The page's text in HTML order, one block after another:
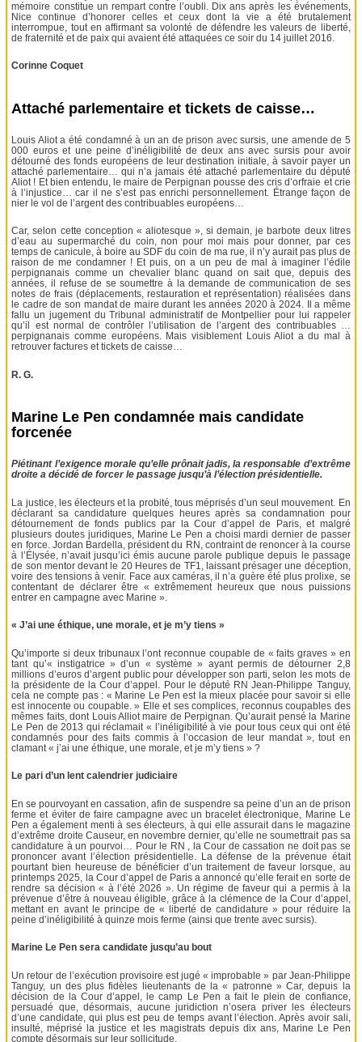
mémoire constitue un rempart contre l’oubli. Dix ans après les événements,
Nice continue d’honorer celles et ceux dont la vie a été brutalement
interrompue, tout en affirmant sa volonté de défendre les valeurs de liberté,
de fraternité et de paix qui avaient été attaquées ce soir du 14 juillet 2016.
Corinne Coquet
Attaché parlementaire et tickets de caisse…
Louis Aliot a été condamné à un an de prison avec sursis, une amende de 5
000 euros et une peine d’inéligibilité de deux ans avec sursis pour avoir
détourné des fonds européens de leur destination initiale, à savoir payer un
attaché parlementaire… qui n’a jamais été attaché parlementaire du député
Aliot ! Et bien entendu, le maire de Perpignan pousse des cris d’orfraie et crie
à l’injustice… car il ne s’est pas enrichi personnellement. Étrange façon de
nier le vol de l’argent des contribuables européens…
Car, selon cette conception « aliotesque », si demain, je barbote deux litres
d’eau au supermarché du coin, non pour moi mais pour donner, par ces
temps de canicule, à boire au SDF du coin de ma rue, il n’y aurait pas plus de
raison de me condamner ! Et puis, on a un peu de mal à imaginer l’édile
perpignanais comme un chevalier blanc quand on sait que, depuis des
années, il refuse de se soumettre à la demande de communication de ses
notes de frais (déplacements, restauration et représentation) réalisées dans
le cadre de son mandat de maire durant les années 2020 à 2024. Il a même
fallu un jugement du Tribunal administratif de Montpellier pour lui rappeler
qu’il est normal de contrôler l’utilisation de l’argent des contribuables …
perpignanais comme européens. Mais visiblement Louis Aliot a du mal à
retrouver factures et tickets de caisse…
R. G.
Marine Le Pen condamnée mais candidate
forcenée
Piétinant l’exigence morale qu’elle prônait jadis, la responsable d’extrême
droite a décidé de forcer le passage jusqu’à l’élection présidentielle.
La justice, les électeurs et la probité, tous méprisés d’un seul mouvement. En
déclarant sa candidature quelques heures après sa condamnation pour
détournement de fonds publics par la Cour d’appel de Paris, et malgré
plusieurs doutes juridiques, Marine Le Pen a choisi mardi dernier de passer
en force. Jordan Bardella, président du RN, contraint de renoncer à la course
à l’Élysée, n’avait jusqu’ici émis aucune parole publique depuis le passage
de son mentor devant le 20 Heures de TF1, laissant présager une déception,
voire des tensions à venir. Face aux caméras, il n’a guère été plus prolixe, se
contentant de déclarer être « extrêmement heureux que nous puissions
entrer en campagne avec Marine ».
« J’ai une éthique, une morale, et je m’y tiens »
Qu’importe si deux tribunaux l’ont reconnue coupable de « faits graves » en
tant qu’« instigatrice » d’un « système » ayant permis de détourner 2,8
millions d’euros d’argent public pour développer son parti, selon les mots de
la présidente de la Cour d’appel. Pour le député RN Jean-Philippe Tanguy,
cela ne compte pas : « Marine Le Pen est la mieux placée pour savoir si elle
est innocente ou coupable. » Elle et ses complices, reconnus coupables des
mêmes faits, dont Louis Alliot maire de Perpignan. Qu’aurait pensé la Marine
Le Pen de 2013 qui réclamait « l’inéligibilité à vie pour tous ceux qui ont été
condamnés pour des faits commis à l’occasion de leur mandat », tout en
clamant « j’ai une éthique, une morale, et je m’y tiens » ?
Le pari d’un lent calendrier judiciaire
En se pourvoyant en cassation, afin de suspendre sa peine d’un an de prison
ferme et éviter de faire campagne avec un bracelet électronique, Marine Le
Pen a également menti à ses électeurs, à qui elle assurait dans le magazine
d’extrême droite Causeur, en novembre dernier, qu’elle ne soumettrait pas sa
candidature à un pourvoi… Pour le RN , la Cour de cassation ne doit pas se
prononcer avant l’élection présidentielle. La défense de la prévenue était
pourtant bien heureuse de bénéficier d’un traitement de faveur lorsque, au
printemps 2025, la Cour d’appel de Paris a annoncé qu’elle ferait en sorte de
rendre sa décision « à l’été 2026 ». Un régime de faveur qui a permis à la
prévenue d’être à nouveau éligible, grâce à la clémence de la Cour d’appel,
mettant en avant le principe de « liberté de candidature » pour réduire la
peine d’inéligibilité à quinze mois ferme (ainsi que trente avec sursis).
Marine Le Pen sera candidate jusqu’au bout
Un retour de l’exécution provisoire est jugé « improbable » par Jean-Philippe
Tanguy, un des plus fidèles lieutenants de la « patronne » Car, depuis la
décision de la Cour d’appel, le camp Le Pen a fait le plein de confiance,
persuadé que, désormais, aucune juridiction n’osera priver les électeurs
d’une candidate, qui plus est peu de temps avant l’élection. Après avoir sali,
insulté, méprisé la justice et les magistrats depuis dix ans, Marine Le Pen
compte désormais sur leur sollicitude.